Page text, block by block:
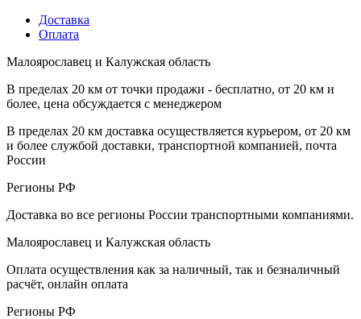
Доставка
Оплата
Малоярославец и Калужская область
В пределах 20 км от точки продажи - бесплатно, от 20 км и
более, цена обсуждается с менеджером
В пределах 20 км доставка осуществляется курьером, от 20 км
и более службой доставки, транспортной компанией, почта
России
Регионы РФ
Доставка во все регионы России транспортными компаниями.
Малоярославец и Калужская область
Оплата осуществления как за наличный, так и безналичный
расчёт, онлайн оплата
Регионы РФ